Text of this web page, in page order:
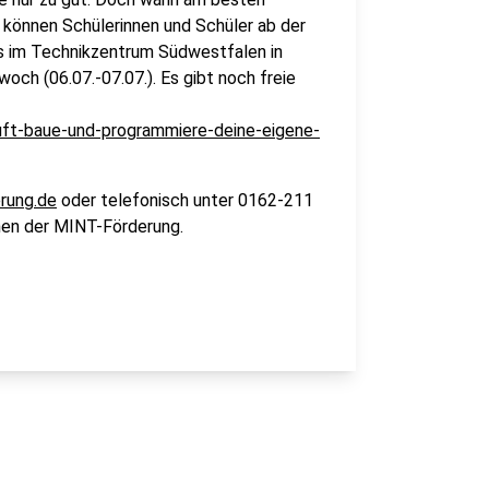
Schülerinnen und Schüler ab der
im Technikzentrum Südwestfalen in
(06.07.-07.07.). Es gibt noch freie
baue-und-programmiere-deine-eigene-
oder telefonisch unter 0162-211
der MINT-Förderung.